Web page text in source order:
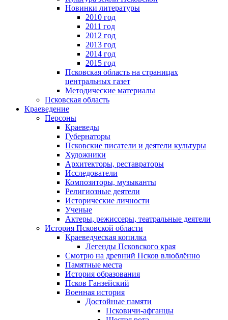
Новинки литературы
2010 год
2011 год
2012 год
2013 год
2014 год
2015 год
Псковская область на страницах
центральных газет
Методические материалы
Псковская область
Краеведение
Персоны
Краеведы
Губернаторы
Псковские писатели и деятели культуры
Художники
Архитекторы, реставраторы
Исследователи
Композиторы, музыканты
Религиозные деятели
Исторические личности
Ученые
Актеры, режиссеры, театральные деятели
История Псковской области
Краеведческая копилка
Легенды Псковского края
Смотрю на древний Псков влюблённо
Памятные места
История образования
Псков Ганзейский
Военная история
Достойные памяти
Псковичи-афганцы